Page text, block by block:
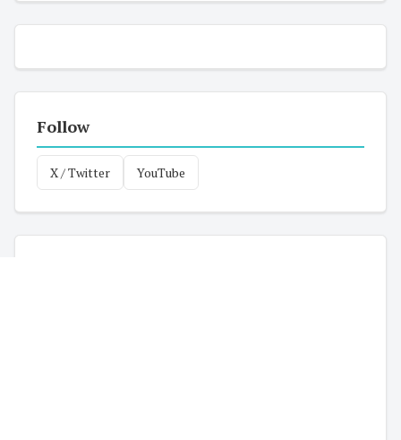
Follow
X / Twitter YouTube